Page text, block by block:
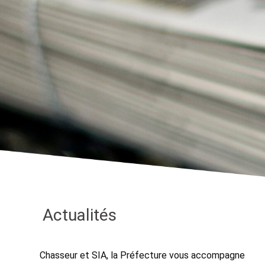
Actualités
Chasseur et SIA, la Préfecture vous accompagne